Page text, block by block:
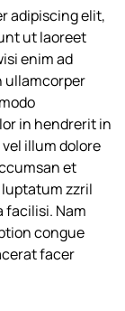
adipiscing elit,
ut laoreet
enim ad
ullamcorper
in hendrerit in
illum dolore
et
zzril
facilisi. Nam
congue
facer